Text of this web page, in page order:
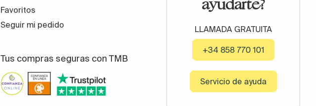
Favoritos
Seguir mi pedido
Tus compras seguras con TMB
ayudarte?
LLAMADA GRATUITA
+34 858 770 101
Servicio de ayuda